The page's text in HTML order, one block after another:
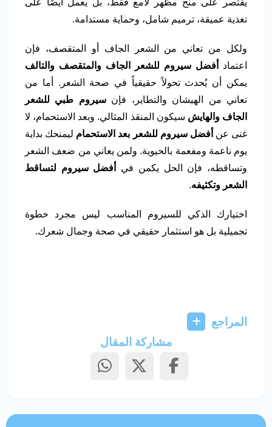
تغذية عميقة، ترميم شامل، وحماية مستدامة.
ولكل من تعاني من الشعر الجاف أو المتقصف، فإن
اعتماد
أفضل سيروم للشعر الجاف والمتقصف والتالف
يمكن أن يُحدث تحولاً حقيقياً في صحة الشعر. أما من
تعاني من الهيشان والتطاير، فإنسيروم طبي للشعر
الجاف والهايش سيكون المنقذ المثالي. وبعد الاستحمام، لا
غنى عن أفضل سيروم للشعر بعد الاستحمام ليمنحك بداية
يوم ناعمة ومفعمة بالحيوية. ولمن يعاني من ضعف الشعر
وتساقطه، فإن الحل يكمن في
أفضل سيروم لتساقط
الشعر وتكثيفه.
اختيارك الذكي للسيروم المناسب ليس مجرد خطوة
تجميلية بل هو استثمار حقيقي في صحة وجمال شعرك.
المراجع
مشاركة المقال